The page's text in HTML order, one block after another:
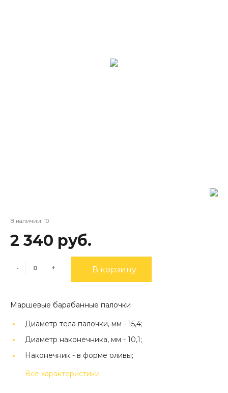
В наличии: 10
2 340 руб.
- + В корзину
Маршевые барабанные палочки
Диаметр тела палочки, мм - 15,4;
Диаметр наконечника, мм - 10,1;
Наконечник - в форме оливы;
Все характеристики